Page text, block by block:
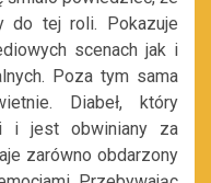
do tej roli. Pokazuje
scenach jak i
Poza tym sama
Diabeł, który
i jest obwiniany za
zarówno obdarzony